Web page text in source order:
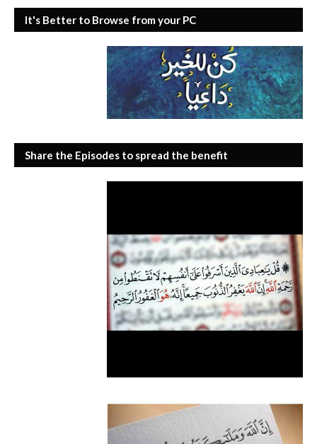
It's Better to Browse from your PC
Share the Episodes to spread the benefit